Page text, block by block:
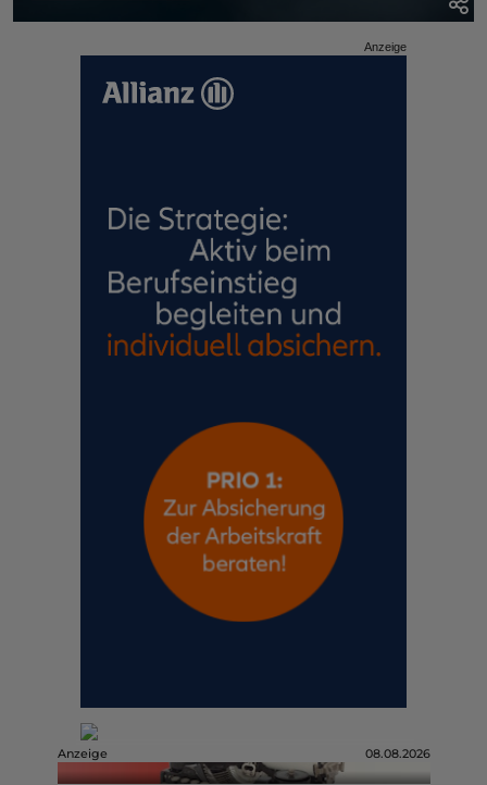
Anzeige
Anzeige 08.08.2026